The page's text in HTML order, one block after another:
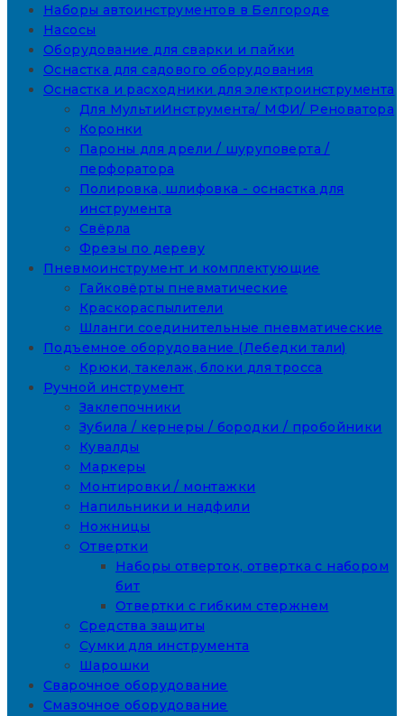
Наборы автоинструментов в Белгороде
Насосы
Оборудование для сварки и пайки
Оснастка для садового оборудования
Оснастка и расходники для электроинструмента
Для МультиИнструмента/ МФИ/ Реноватора
Коронки
Пароны для дрели / шуруповерта /
перфоратора
Полировка, шлифовка - оснастка для
инструмента
Свёрла
Фрезы по дереву
Пневмоинструмент и комплектующие
Гайковёрты пневматические
Краскораспылители
Шланги соединительные пневматические
Подъемное оборудование (Лебедки тали)
Крюки, такелаж, блоки для тросса
Ручной инструмент
Заклепочники
Зубила / кернеры / бородки / пробойники
Кувалды
Маркеры
Монтировки / монтажки
Напильники и надфили
Ножницы
Отвертки
Наборы отверток, отвертка с набором
бит
Отвертки с гибким стержнем
Средства защиты
Сумки для инструмента
Шарошки
Сварочное оборудование
Смазочное оборудование